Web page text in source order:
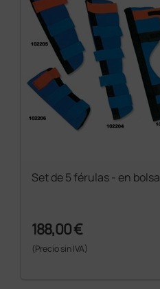
Set de 5 férulas - en bolsa
188,00 €
(Precio sin IVA)